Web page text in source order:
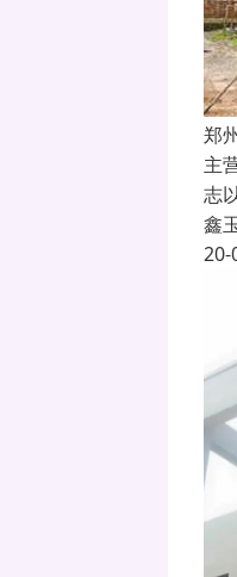
郑
主
志
鑫
20-